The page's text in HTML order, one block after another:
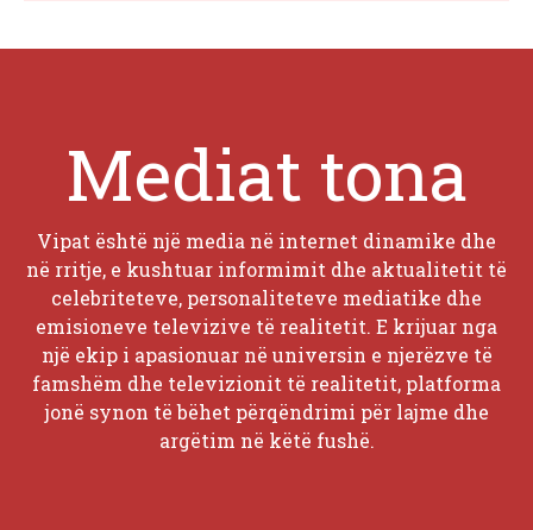
Mediat tona
Vipat është një media në internet dinamike dhe
në rritje, e kushtuar informimit dhe aktualitetit të
celebriteteve, personaliteteve mediatike dhe
emisioneve televizive të realitetit. E krijuar nga
një ekip i apasionuar në universin e njerëzve të
famshëm dhe televizionit të realitetit, platforma
jonë synon të bëhet përqëndrimi për lajme dhe
argëtim në këtë fushë.